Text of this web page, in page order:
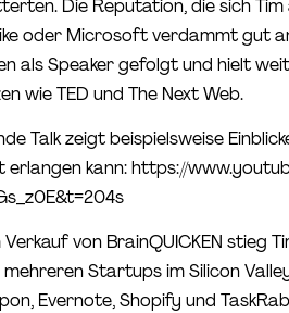
Die Reputation, die sich
oder Microsoft verdammt gut
als Speaker gefolgt und hielt
wie TED und The Next Web.
Talk zeigt beispielsweise
erlangen kann: https://
Verkauf von BrainQUICKEN stieg
Startups im Silicon
Evernote, Shopify und